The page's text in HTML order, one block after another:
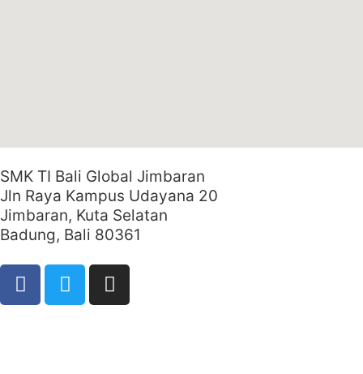
SMK TI Bali Global Jimbaran
Jln Raya Kampus Udayana 20
Jimbaran, Kuta Selatan
Badung, Bali 80361